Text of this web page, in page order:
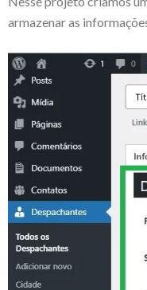
armazenar as